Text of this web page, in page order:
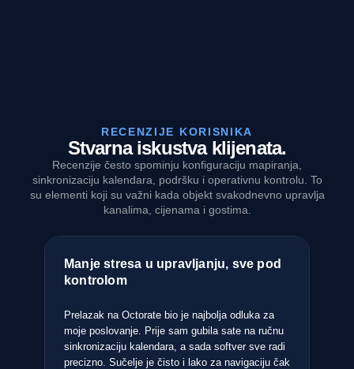
RECENZIJE KORISNIKA
Stvarna iskustva klijenata.
Recenzije često spominju konfiguraciju mapiranja,
sinkronizaciju kalendara, podršku i operativnu kontrolu. To
su elementi koji su važni kada objekt svakodnevno upravlja
kanalima, cijenama i gostima.
Manje stresa u upravljanju, sve pod
kontrolom
Prelazak na Octorate bio je najbolja odluka za
moje poslovanje. Prije sam gubila sate na ručnu
sinkronizaciju kalendara, a sada softver sve radi
precizno. Sučelje je čisto i lako za navigaciju čak